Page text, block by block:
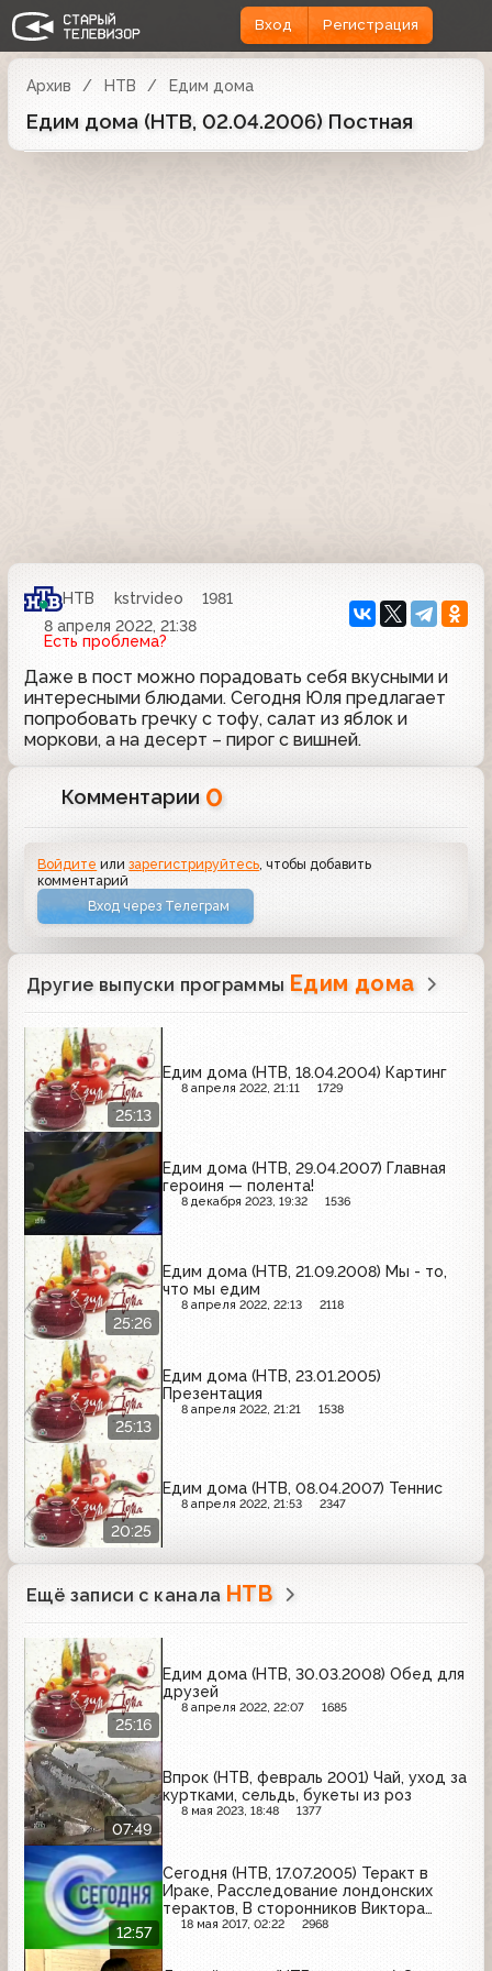
Вход Регистрация
Архив НТВ Едим дома
Едим дома (НТВ, 02.04.2006) Постная
НТВ kstrvideo
1981
8 апреля 2022, 21:38
Есть проблема?
Даже в пост можно порадовать себя вкусными и
интересными блюдами. Сегодня Юля предлагает
попробовать гречку с тофу, салат из яблок и
моркови, а на десерт – пирог с вишней.
Комментарии 0
Войдите илизарегистрируйтесь , чтобы добавить
комментарий
Вход через Телеграм
Другие выпуски программы Едим дома
25:13
Едим дома (НТВ, 18.04.2004) Картинг
8 апреля 2022, 21:11 1729
Едим дома (НТВ, 29.04.2007) Главная
героиня — полента!
8 декабря 2023, 19:32 1536
25:26
Едим дома (НТВ, 21.09.2008) Мы - то,
что мы едим
8 апреля 2022, 22:13 2118
25:13
Едим дома (НТВ, 23.01.2005)
Презентация
8 апреля 2022, 21:21 1538
20:25
Едим дома (НТВ, 08.04.2007) Теннис
8 апреля 2022, 21:53 2347
Ещё записи с канала НТВ
25:16
Едим дома (НТВ, 30.03.2008) Обед для
друзей
8 апреля 2022, 22:07 1685
07:49
Впрок (НТВ, февраль 2001) Чай, уход за
куртками, сельдь, букеты из роз
8 мая 2023, 18:48 1377
12:57
Сегодня (НТВ, 17.07.2005) Теракт в
Ираке, Расследование лондонских
терактов, В сторонников Виктора
Ющенко ударила молния, Воровство
18 мая 2017, 02:22 2968